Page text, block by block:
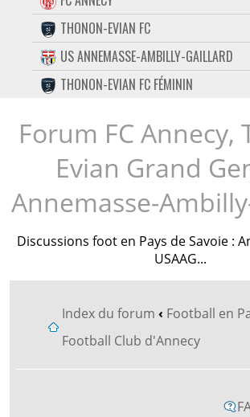
CONTACT
FACEBOOK
TWITTER
INSTAGRAM
THONON-EVIAN FC
US ANNEMASSE-AMBILLY-GAILLARD
THONON-EVIAN FC FÉMININ
Forum FC Annecy,
Evian Grand
Annemasse-
Discussions foot en Pays de Savoie :
USAAG...
Index du forum ‹ Football en
Football Club d'Annecy